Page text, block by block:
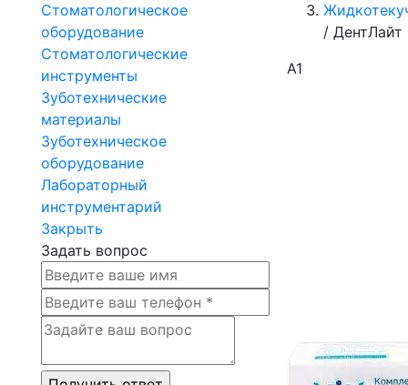
Стоматологическое
оборудование
Стоматологические
инструменты
Зуботехнические
материалы
Зуботехническое
оборудование
Лабораторный
инструментарий
Закрыть
Задать вопрос
/ ДентЛайт
A1